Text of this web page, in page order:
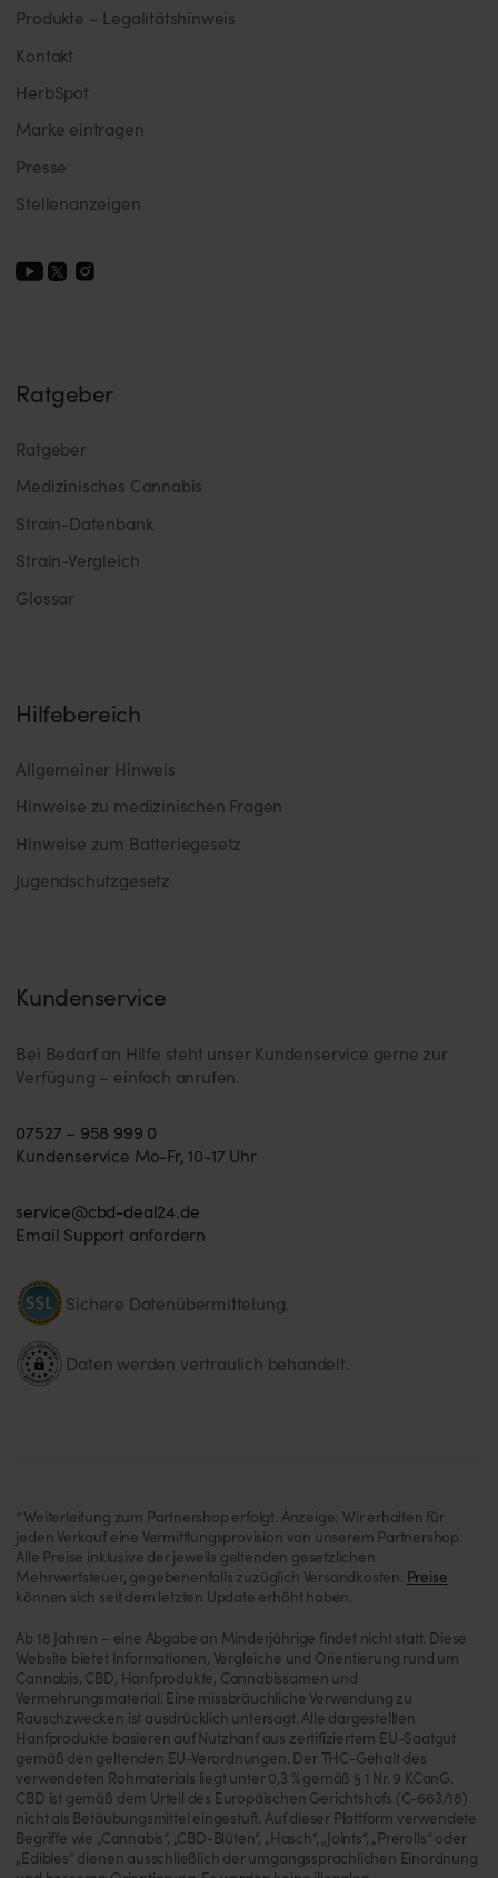
Produkte – Legalitätshinweis
Kontakt
HerbSpot
Marke eintragen
Presse
Stellenanzeigen
Ratgeber
Ratgeber
Medizinisches Cannabis
Strain-Datenbank
Strain-Vergleich
Glossar
Hilfebereich
Allgemeiner Hinweis
Hinweise zu medizinischen Fragen
Hinweise zum Batteriegesetz
Jugendschutzgesetz
Kundenservice
Bei Bedarf an Hilfe steht unser Kundenservice gerne zur
Verfügung – einfach anrufen.
07527 – 958 999 0
Kundenservice Mo-Fr, 10-17 Uhr
service@cbd-deal24.de
Email Support anfordern
Sichere Datenübermittelung.
Daten werden vertraulich behandelt.
*Weiterleitung zum Partnershop erfolgt. Anzeige: Wir erhalten für
jeden Verkauf eine Vermittlungsprovision von unserem Partnershop.
Alle Preise inklusive der jeweils geltenden gesetzlichen
Mehrwertsteuer, gegebenenfalls zuzüglich Versandkosten. Preise
können sich seit dem letzten Update erhöht haben.
Ab 18 Jahren – eine Abgabe an Minderjährige findet nicht statt. Diese
Website bietet Informationen, Vergleiche und Orientierung rund um
Cannabis, CBD, Hanfprodukte, Cannabissamen und
Vermehrungsmaterial. Eine missbräuchliche Verwendung zu
Rauschzwecken ist ausdrücklich untersagt. Alle dargestellten
Hanfprodukte basieren auf Nutzhanf aus zertifiziertem EU-Saatgut
gemäß den geltenden EU-Verordnungen. Der THC-Gehalt des
verwendeten Rohmaterials liegt unter 0,3 % gemäß § 1 Nr. 9 KCanG.
CBD ist gemäß dem Urteil des Europäischen Gerichtshofs (C-663/18)
nicht als Betäubungsmittel eingestuft. Auf dieser Plattform verwendete
Begriffe wie „Cannabis“, „CBD-Blüten“, „Hasch“, „Joints“, „Prerolls“ oder
„Edibles“ dienen ausschließlich der umgangssprachlichen Einordnung